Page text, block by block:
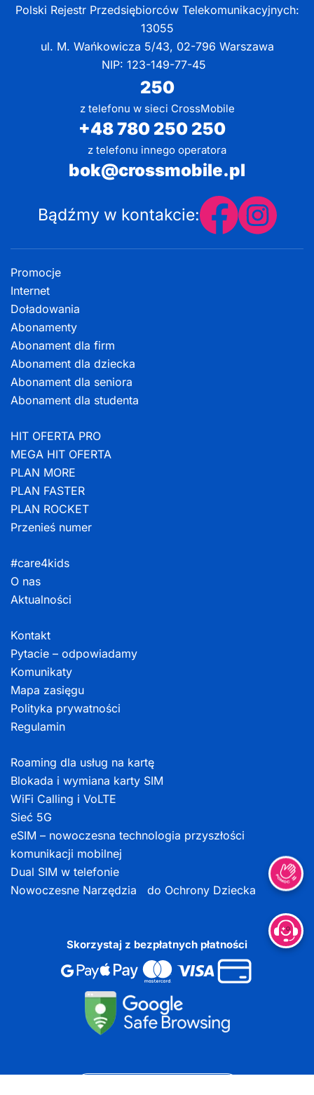
Polski Rejestr Przedsiębiorców Telekomunikacyjnych:
13055
ul. M. Wańkowicza 5/43, 02-796 Warszawa
NIP: 123-149-77-45
250
z telefonu w sieci CrossMobile
+48 780 250 250
z telefonu innego operatora
bok@crossmobile.pl
Bądźmy w kontakcie:
Promocje
Internet
Doładowania
Abonamenty
Abonament dla firm
Abonament dla dziecka
Abonament dla seniora
Abonament dla studenta
HIT OFERTA PRO
MEGA HIT OFERTA
PLAN MORE
PLAN FASTER
PLAN ROCKET
Przenieś numer
#care4kids
O nas
Aktualności
Kontakt
Pytacie – odpowiadamy
Komunikaty
Mapa zasięgu
Polityka prywatności
Regulamin
Roaming dla usług na kartę
Blokada i wymiana karty SIM
WiFi Calling i VoLTE
Sieć 5G
eSIM – nowoczesna technologia przyszłości
komunikacji mobilnej
Dual SIM w telefonie
Nowoczesne Narzędzia do Ochrony Dziecka
Skorzystaj z bezpłatnych płatności